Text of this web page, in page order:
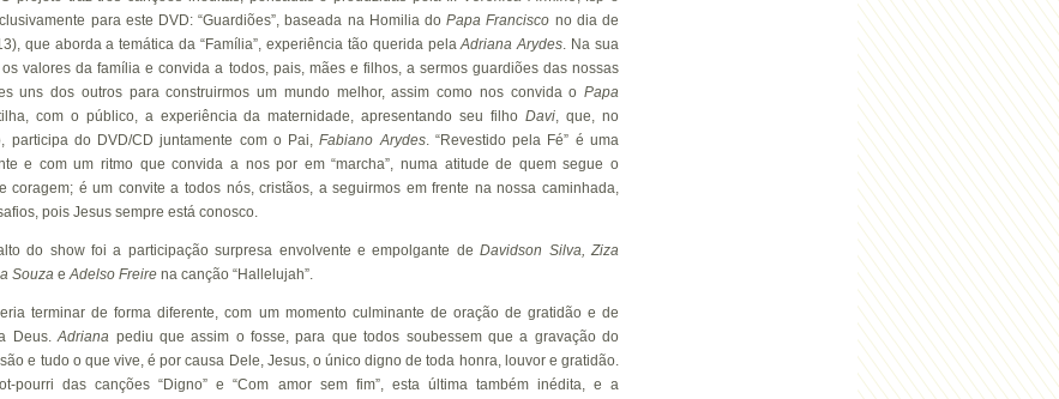
para este DVD: “Guardiões”, baseada na Homilia doPapa Francisco no dia de
que aborda a temática da “Família”, experiência tão querida pelaAdriana Arydes. Na sua
valores da família e convida a todos, pais, mães e filhos, a sermos guardiões das nossas
uns dos outros para construirmos um mundo melhor, assim como nos convida o Papa
com o público, a experiência da maternidade, apresentando seu filhoDavi, que, no
participa do DVD/CD juntamente com o Pai,Fabiano Arydes. “Revestido pela Fé” é uma
e com um ritmo que convida a nos por em “marcha”, numa atitude de quem segue o
coragem; é um convite a todos nós, cristãos, a seguirmos em frente na nossa caminhada,
pois Jesus sempre está conosco.
do show foi a participação surpresa envolvente e empolgante deDavidson Silva, Ziza
Souza eAdelso Freire na canção “Hallelujah”.
terminar de forma diferente, com um momento culminante de oração de gratidão e de
Deus.Adriana pediu que assim o fosse, para que todos soubessem que a gravação do
e tudo o que vive, é por causa Dele, Jesus, o único digno de toda honra, louvor e gratidão.
pourri das canções “Digno” e “Com amor sem fim”, esta última também inédita, e a